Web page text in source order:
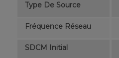
Type De Source
Fréquence Réseau
SDCM Initial